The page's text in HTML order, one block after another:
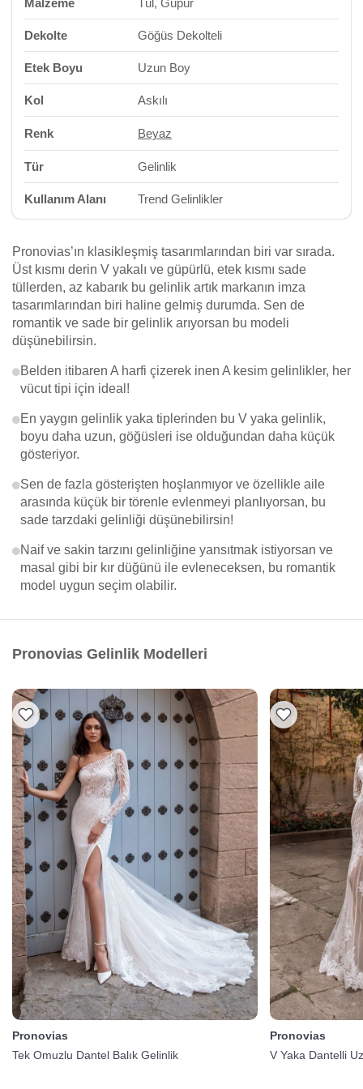
Malzeme Tül, Güpür
Dekolte Göğüs Dekolteli
Etek Boyu Uzun Boy
Kol Askılı
Renk Beyaz
Tür Gelinlik
Kullanım Alanı Trend Gelinlikler
Pronovias’ın klasikleşmiş tasarımlarından biri var sırada.
Üst kısmı derin V yakalı ve güpürlü, etek kısmı sade
tüllerden, az kabarık bu gelinlik artık markanın imza
tasarımlarından biri haline gelmiş durumda. Sen de
romantik ve sade bir gelinlik arıyorsan bu modeli
düşünebilirsin.
Belden itibaren A harfi çizerek inen A kesim gelinlikler, her
vücut tipi için ideal!
En yaygın gelinlik yaka tiplerinden bu V yaka gelinlik,
boyu daha uzun, göğüsleri ise olduğundan daha küçük
gösteriyor.
Sen de fazla gösterişten hoşlanmıyor ve özellikle aile
arasında küçük bir törenle evlenmeyi planlıyorsan, bu
sade tarzdaki gelinliği düşünebilirsin!
Naif ve sakin tarzını gelinliğine yansıtmak istiyorsan ve
masal gibi bir kır düğünü ile evleneceksen, bu romantik
model uygun seçim olabilir.
Pronovias Gelinlik Modelleri
Pronovias
Tek Omuzlu Dantel Balık Gelinlik
Pronovias
V Yaka Dantelli